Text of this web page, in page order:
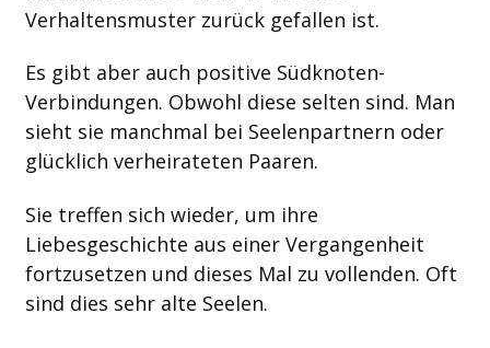
Verhaltensmuster zurück gefallen ist.
Es gibt aber auch positive Südknoten-
Verbindungen. Obwohl diese selten sind. Man
sieht sie manchmal bei Seelenpartnern oder
glücklich verheirateten Paaren.
Sie treffen sich wieder, um ihre
Liebesgeschichte aus einer Vergangenheit
fortzusetzen und dieses Mal zu vollenden. Oft
sind dies sehr alte Seelen.